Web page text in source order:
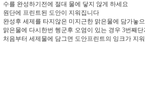
수를 완성하기전에 절대 물에 닿지 않게 하세요
원단에 프린트된 도안이 지워집니다
완성후 세제를 타지않은 미지근한 맑은물에 담가놓
맑은물에 다시한번 헹군후 오염이 있는 경우 3번째
처음부터 세제물에 담그면 도안프린트의 잉크가 지